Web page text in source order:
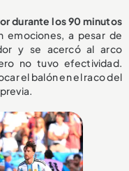
durante los 90 minutos
emociones, a pesar de
y se acercó al arco
no tuvo efectividad.
el balón en el raco del